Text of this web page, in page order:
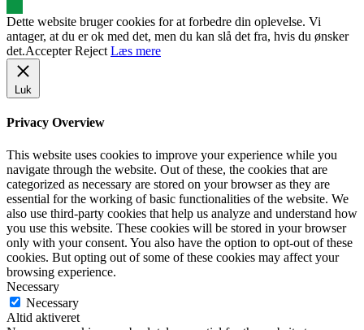
Dette website bruger cookies for at forbedre din oplevelse. Vi
antager, at du er ok med det, men du kan slå det fra, hvis du ønsker
det.Accepter Reject Læs mere
Luk
Privacy Overview
This website uses cookies to improve your experience while you
navigate through the website. Out of these, the cookies that are
categorized as necessary are stored on your browser as they are
essential for the working of basic functionalities of the website. We
also use third-party cookies that help us analyze and understand how
you use this website. These cookies will be stored in your browser
only with your consent. You also have the option to opt-out of these
cookies. But opting out of some of these cookies may affect your
browsing experience.
Necessary
Necessary
Altid aktiveret